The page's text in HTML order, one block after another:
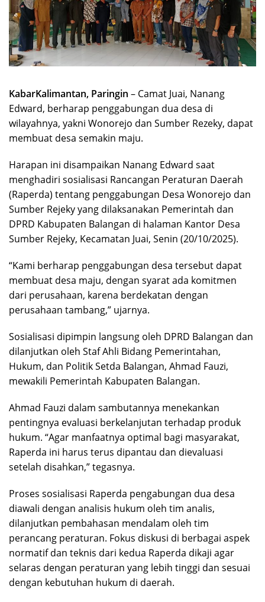
KabarKalimantan, Paringin – Camat Juai, Nanang
Edward, berharap penggabungan dua desa di
wilayahnya, yakni Wonorejo dan Sumber Rezeky, dapat
membuat desa semakin maju.
Harapan ini disampaikan Nanang Edward saat
menghadiri sosialisasi Rancangan Peraturan Daerah
(Raperda) tentang penggabungan Desa Wonorejo dan
Sumber Rejeky yang dilaksanakan Pemerintah dan
DPRD Kabupaten Balangan di halaman Kantor Desa
Sumber Rejeky, Kecamatan Juai, Senin (20/10/2025).
“Kami berharap penggabungan desa tersebut dapat
membuat desa maju, dengan syarat ada komitmen
dari perusahaan, karena berdekatan dengan
perusahaan tambang,” ujarnya.
Sosialisasi dipimpin langsung oleh DPRD Balangan dan
dilanjutkan oleh Staf Ahli Bidang Pemerintahan,
Hukum, dan Politik Setda Balangan, Ahmad Fauzi,
mewakili Pemerintah Kabupaten Balangan.
Ahmad Fauzi dalam sambutannya menekankan
pentingnya evaluasi berkelanjutan terhadap produk
hukum. “Agar manfaatnya optimal bagi masyarakat,
Raperda ini harus terus dipantau dan dievaluasi
setelah disahkan,” tegasnya.
Proses sosialisasi Raperda pengabungan dua desa
diawali dengan analisis hukum oleh tim analis,
dilanjutkan pembahasan mendalam oleh tim
perancang peraturan. Fokus diskusi di berbagai aspek
normatif dan teknis dari kedua Raperda dikaji agar
selaras dengan peraturan yang lebih tinggi dan sesuai
dengan kebutuhan hukum di daerah.